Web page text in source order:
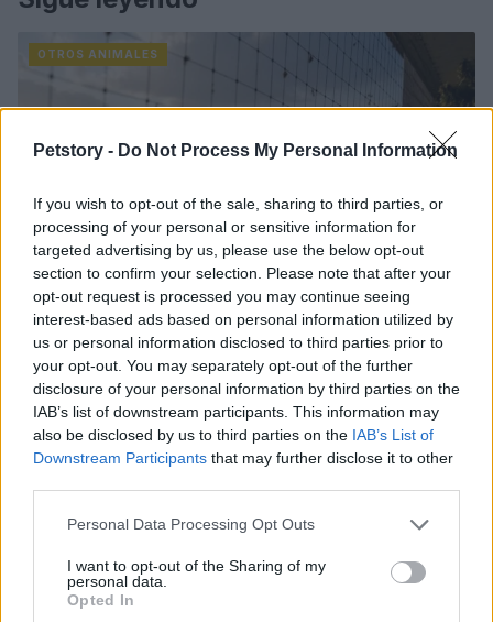
Petstory - Do Not Process My Personal Information
If you wish to opt-out of the sale, sharing to third parties, or
processing of your personal or sensitive information for
targeted advertising by us, please use the below opt-out
section to confirm your selection. Please note that after your
opt-out request is processed you may continue seeing
interest-based ads based on personal information utilized by
us or personal information disclosed to third parties prior to
your opt-out. You may separately opt-out of the further
disclosure of your personal information by third parties on the
IAB’s list of downstream participants. This information may
also be disclosed by us to third parties on the IAB’s List of
Downstream Participants that may further disclose it to other
Please note that this website/app uses one or more Google
not limited to your visit or usage behaviour. You may click to
grant or deny consent to Google and its third-party tags to
use your data for below specified purposes in below Google
Personal Data Processing Opt Outs
I want to opt-out of the Sharing of my
personal data.
Opted In
OTROS ANIMALES
Métodos éticos para disuadir palomas urbanas sin
dañarlas
Javier Ortega · 5 Ago 2026
OTROS ANIMALES